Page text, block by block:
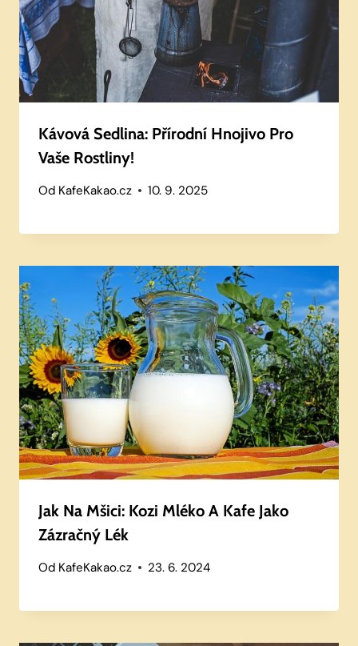
Kávová Sedlina: Přírodní Hnojivo Pro
Vaše Rostliny!
Od KafeKakao.cz 10. 9. 2025
Jak Na Mšici: Kozi Mléko A Kafe Jako
Zázračný Lék
Od KafeKakao.cz 23. 6. 2024